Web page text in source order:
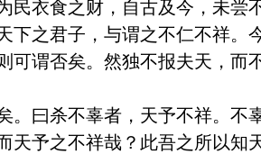
民衣食之财，自古及今，未尝
下之君子，与谓之不仁不祥。
可谓否矣。然独不报夫天，而
。曰杀不辜者，天予不祥。
予之不祥哉？此吾之所以知